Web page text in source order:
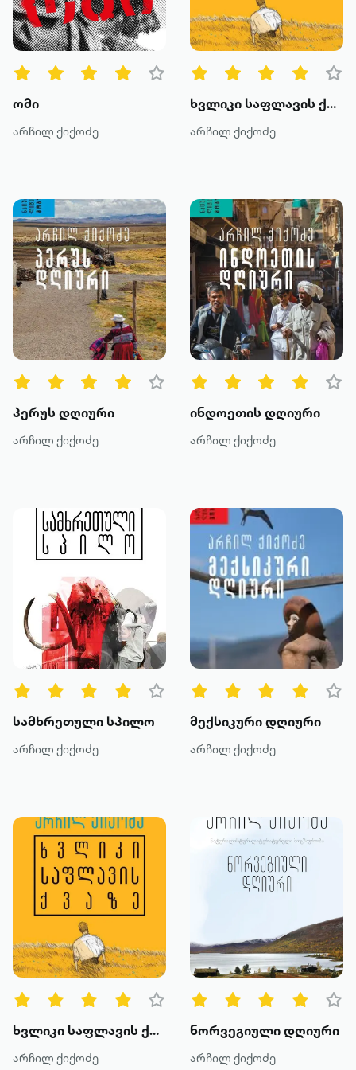
წიგნის ტიპები
ყველა
ტექსტური
მოთხრობა
რომანი
პოეზია
დოკუმენტური პროზა
კრიტიკა
მეტის ნახვა
ომი
არჩილ ქიქოძე
ხვლიკი საფლავის ქვაზე
არჩილ ქიქოძე
პერუს დღიური
არჩილ ქიქოძე
ინდოეთის დღიური
არჩილ ქიქოძე
სამხრეთული სპილო
არჩილ ქიქოძე
მექსიკური დღიური
არჩილ ქიქოძე
ხვლიკი საფლავის ქვაზე
არჩილ ქიქოძე
ნორვეგიული დღიური
არჩილ ქიქოძე